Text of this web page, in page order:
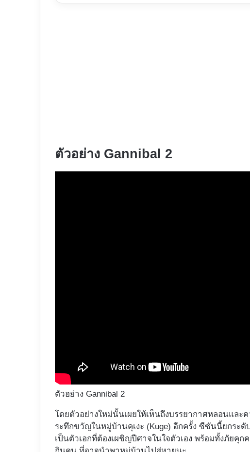
ตัวอย่าง Gannibal 2
ตัวอย่าง Gannibal 2
โดยตัวอย่างใหม่นั้นเผยให้เห็นถึงบรรยากาศหลอนแล
ระทึกขวัญในหมู่บ้านคุเงะ (Kuge) อีกครั้ง ซีซันนี้ยกระดั
เป็นตัวเอกที่ต้องเผชิญปีศาจในใจตัวเอง พร้อมทั้งภัยคุ